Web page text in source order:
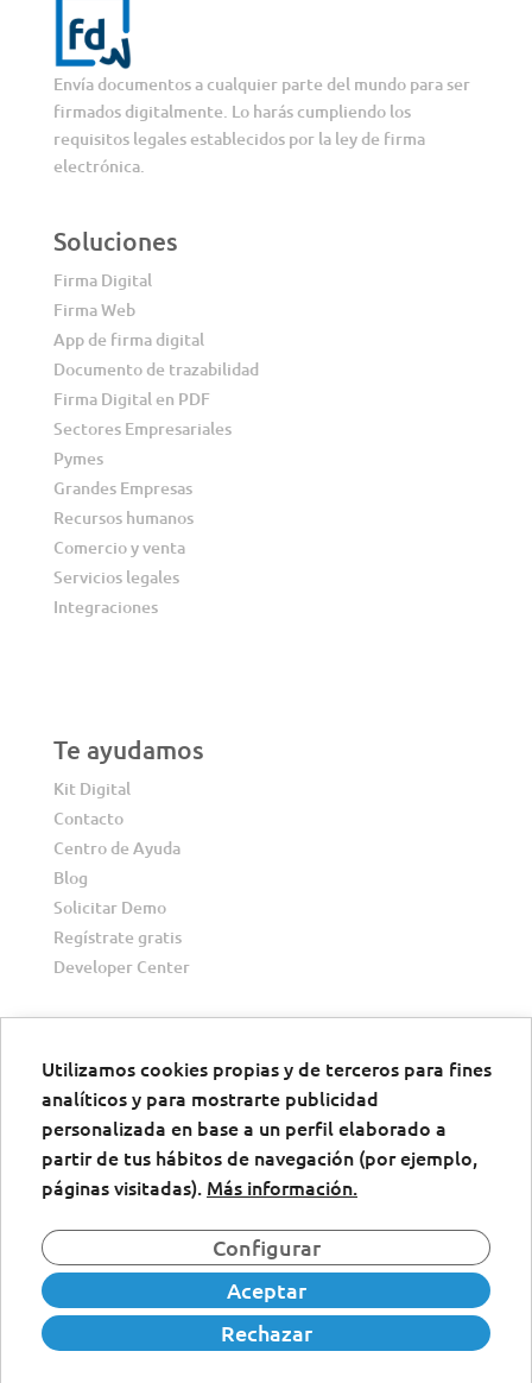
Envía documentos a cualquier parte del mundo para ser
firmados digitalmente. Lo harás cumpliendo los
requisitos legales establecidos por la ley de firma
electrónica.
Soluciones
Firma Digital
Firma Web
App de firma digital
Documento de trazabilidad
Firma Digital en PDF
Sectores Empresariales
Pymes
Grandes Empresas
Recursos humanos
Comercio y venta
Servicios legales
Integraciones
Te ayudamos
Kit Digital
Contacto
Centro de Ayuda
Blog
Solicitar Demo
Regístrate gratis
Developer Center
Descargar
Descarga la app de firma digital
Utilizamos cookies propias y de terceros para fines
analíticos y para mostrarte publicidad
personalizada en base a un perfil elaborado a
partir de tus hábitos de navegación (por ejemplo,
páginas visitadas). Más información.
Aceptar
Rechazar
Configurar